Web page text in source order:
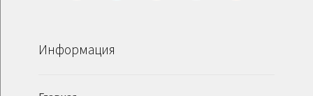
Информация